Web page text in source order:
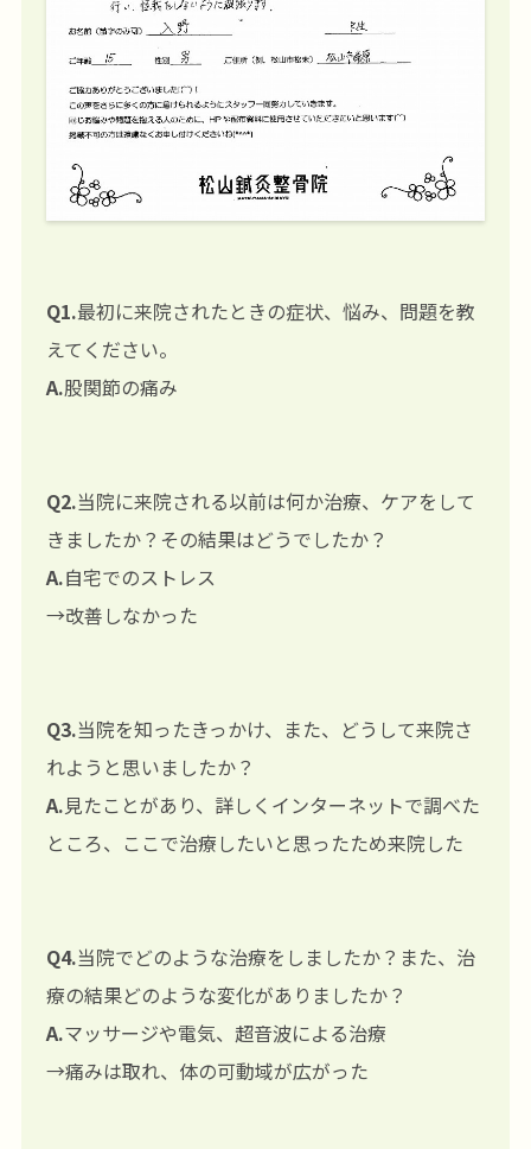
Q1.最初に来院されたときの症状、悩み、問題を教
えてください。
A.股関節の痛み
Q2.当院に来院される以前は何か治療、ケアをして
きましたか？その結果はどうでしたか？
A.自宅でのストレス
→改善しなかった
Q3.当院を知ったきっかけ、また、どうして来院さ
れようと思いましたか？
A.見たことがあり、詳しくインターネットで調べた
ところ、ここで治療したいと思ったため来院した
Q4.当院でどのような治療をしましたか？また、治
療の結果どのような変化がありましたか？
A.マッサージや電気、超音波による治療
→痛みは取れ、体の可動域が広がった